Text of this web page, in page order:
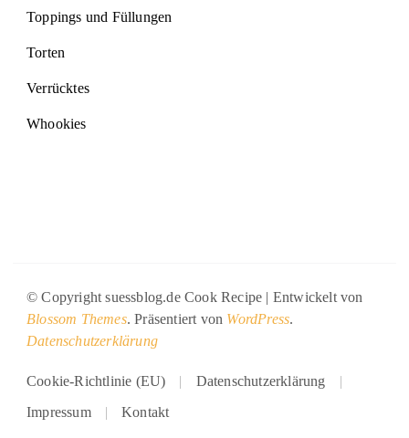
Toppings und Füllungen
Torten
Verrücktes
Whookies
© Copyright suessblog.deCook Recipe | Entwickelt von
Blossom Themes. Präsentiert von WordPress.
Datenschutzerklärung
Cookie-Richtlinie (EU)
Datenschutzerklärung
Impressum
Kontakt